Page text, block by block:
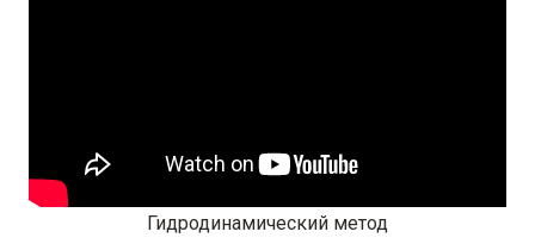
Гидродинамический метод